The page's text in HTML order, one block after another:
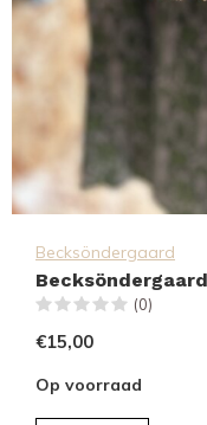
Becksöndergaard
(0)
€15,00
Op voorraad